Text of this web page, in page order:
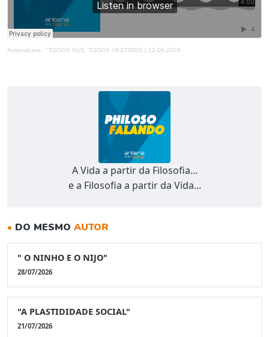
A Vida a partir da Filosofia...
e a Filosofia a partir da Vida...
• DO MESMO AUTOR
" O NINHO E O NIJO"
28/07/2026
"A PLASTIDIDADE SOCIAL"
21/07/2026
AntenaLivre · "TODOS NUS, TODOS VESTIDOS | 12-06-2026